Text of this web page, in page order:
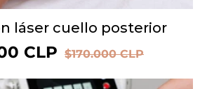
láser cuello posterior
CLP $170.000 CLP